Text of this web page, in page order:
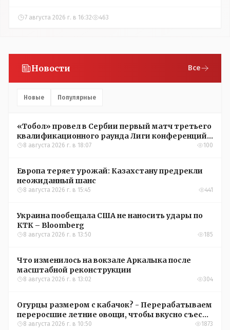
7 августа 2026 г. в 16:32 463
Новости Все
Новые Популярные
«Тобол» провел в Сербии первый матч третьего
квалификационного раунда Лиги конференций
УЕФА
8 августа 2026 г. в 18:07 100
Европа теряет урожай: Казахстану предрекли
неожиданный шанс
8 августа 2026 г. в 15:45 441
Украина пообещала США не наносить удары по
КТК – Bloomberg
8 августа 2026 г. в 13:50 185
Что изменилось на вокзале Аркалыка после
масштабной реконструкции
8 августа 2026 г. в 13:02 304
Огурцы размером с кабачок? - Перерабатываем
переросшие летние овощи, чтобы вкусно съесть
зимой
8 августа 2026 г. в 10:50 1873